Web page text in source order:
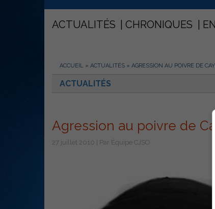
ACTUALITÉS CHRONIQUES
ACCUEIL » ACTUALITÉS » AGRESSION AU POIVRE DE
ACTUALITÉS
Agression au poivre de
27 juillet 2010 | Par Équipe CJSO